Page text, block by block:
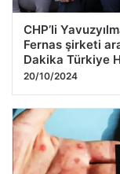
CHP’li
Fernas şirketi
Dakika Türkiye
20/10/2024